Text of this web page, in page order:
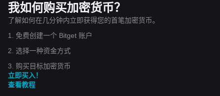
我如何购买加密货币？
了解如何在几分钟内立即获得您的首笔加密货币。
1. 免费创建一个 Bitget 账户
2. 选择一种资金方式
3. 购买目标加密货币
立即买入！
查看教程